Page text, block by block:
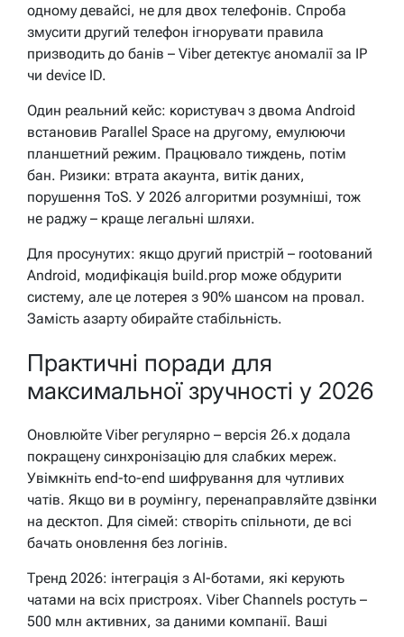
одному девайсі, не для двох телефонів. Спроба
змусити другий телефон ігнорувати правила
призводить до банів – Viber детектує аномалії за IP
чи device ID.
Один реальний кейс: користувач з двома Android
встановив Parallel Space на другому, емулюючи
планшетний режим. Працювало тиждень, потім
бан. Ризики: втрата акаунта, витік даних,
порушення ToS. У 2026 алгоритми розумніші, тож
не раджу – краще легальні шляхи.
Для просунутих: якщо другий пристрій – rootований
Android, модифікація build.prop може обдурити
систему, але це лотерея з 90% шансом на провал.
Замість азарту обирайте стабільність.
Практичні поради для
максимальної зручності у 2026
Оновлюйте Viber регулярно – версія 26.x додала
покращену синхронізацію для слабких мереж.
Увімкніть end-to-end шифрування для чутливих
чатів. Якщо ви в роумінгу, перенаправляйте дзвінки
на десктоп. Для сімей: створіть спільноти, де всі
бачать оновлення без логінів.
Тренд 2026: інтеграція з AI-ботами, які керують
чатами на всіх пристроях. Viber Channels ростуть –
500 млн активних, за даними компанії. Ваші